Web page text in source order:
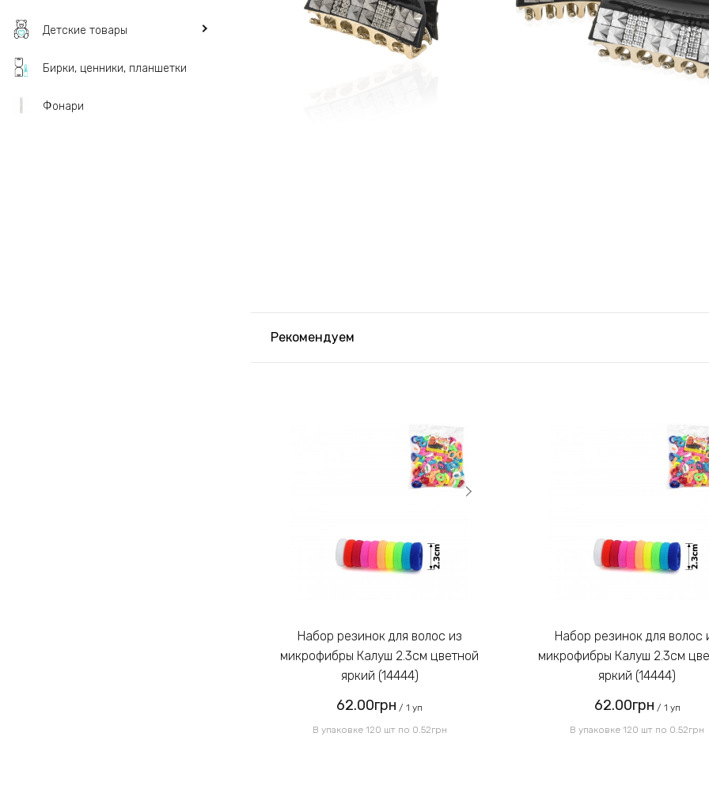
Детские товары
Бирки, ценники, планшетки
Фонари
Рекомендуем
Набор резинок для волос из
микрофибры Калуш 2.3см цветной
яркий (14444)
62.00грн / 1 уп
В упаковке 120 шт по 0.52грн
Набор резинок для волос из
микрофибры Калуш 2.3см
яркий (14444)
62.00грн / 1 уп
В упаковке 120 шт по 0.52грн